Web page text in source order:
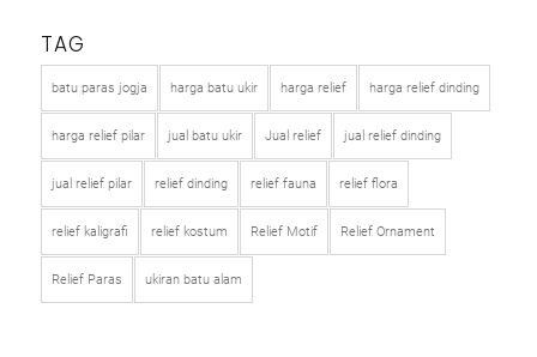
TAG
batu paras jogja harga batu ukir harga relief harga relief dinding
harga relief pilar jual batu ukir Jual relief jual relief dinding
jual relief pilar relief dinding relief fauna relief flora
relief kaligrafi relief kostum Relief Motif Relief Ornament
Relief Paras ukiran batu alam